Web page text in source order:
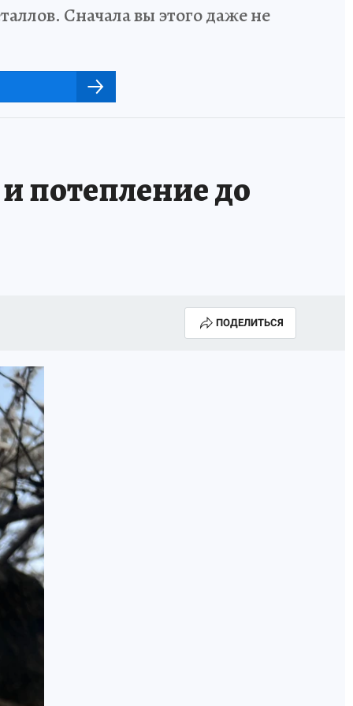
Сначала вы этого даже не
потепление до
ПОДЕЛИТЬСЯ